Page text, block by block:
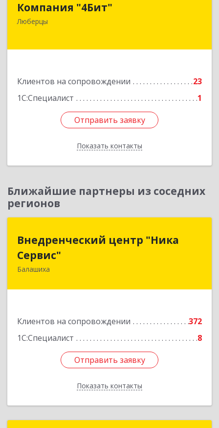
Компания "4Бит"
Люберцы
Клиентов на сопровождении
23
1С:Специалист
1
Отправить заявку
Показать контакты
Люберцы г, Октябрьский пр-кт, дом № 380"П",
Отправить заявку
Назад
Ближайшие партнеры из соседних
регионов
Внедренческий центр "Ника
Сервис"
Балашиха
Клиентов на сопровождении
372
1С:Специалист
8
Отправить заявку
Показать контакты
Внедренческий центр "Ника
Сервис"
143912, Московская обл, Балашиха г, Полевая
Отправить заявку
Назад